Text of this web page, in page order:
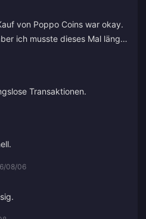
von Poppo Coins war okay.
ich musste dieses Mal länger
perfekt.
Transaktionen.
08/06